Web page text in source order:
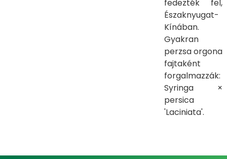
fedezték fel,
Északnyugat-
Kínában.
Gyakran
perzsa orgona
fajtaként
forgalmazzák:
Syringa ×
persica
'Laciniata'.